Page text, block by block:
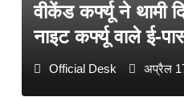
वीकेंड कर्फ्यू ने थामी
नाइट कर्फ्यू वाले ई-
Official Desk अप्रैल